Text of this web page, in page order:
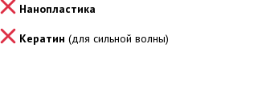
Нанопластика
Кератин (для сильной волны)